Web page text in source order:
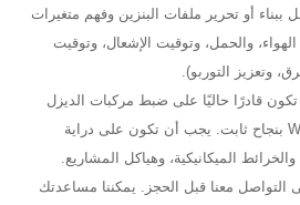
أو تحرير ملفات البنزين وفهم متغيرات
والحمل، وتوقيت الإشعال، وتوقيت
وتعزيز التوربو).
قادرًا حاليًا على ضبط مركبات الديزل
باستخدام نظام WinOLS بنجاح ثابت. يجب أن تكون على دراية
الميكانيكية، وهياكل المشاريع.
التواصل معنا قبل الحجز. يمكننا مساعدتك